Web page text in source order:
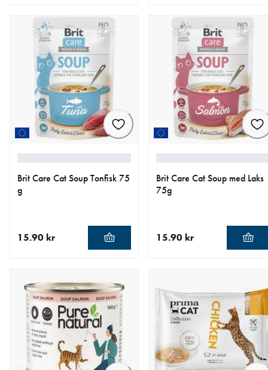
Brit Care Cat Soup Tonfisk 75
g
15.90 kr
Brit Care Cat Soup med Laks
75g
15.90 kr